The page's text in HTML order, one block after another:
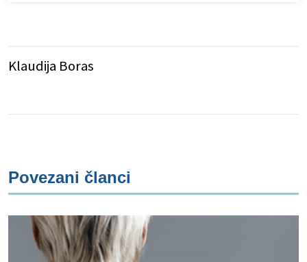
Klaudija Boras
Povezani članci